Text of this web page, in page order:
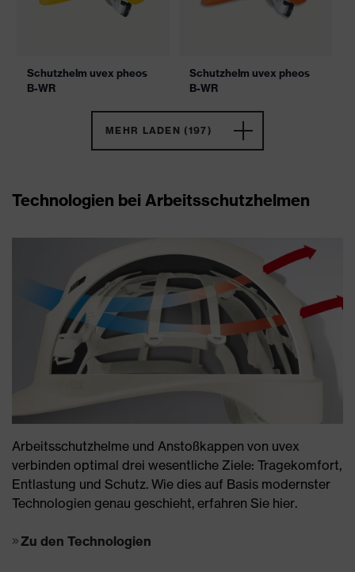
Schutzhelm uvex pheos
B-WR
Schutzhelm uvex pheos
B-WR
MEHR LADEN (197)
Technologien bei Arbeitsschutzhelmen
Arbeitsschutzhelme und Anstoßkappen von uvex
verbinden optimal drei wesentliche Ziele: Tragekomfort,
Entlastung und Schutz. Wie dies auf Basis modernster
Technologien genau geschieht, erfahren Sie hier.
Zu den Technologien